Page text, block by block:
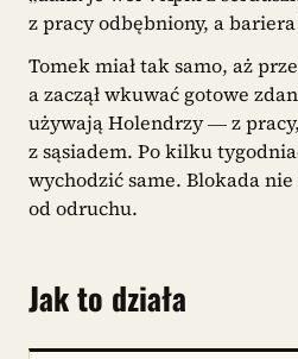
z pracy odbębniony, a
Tomek miał tak samo, aż
a zaczął wkuwać gotowe
używają Holendrzy — z
z sąsiadem. Po kilku
wychodzić same. Blokada
od odruchu.
Jak to działa